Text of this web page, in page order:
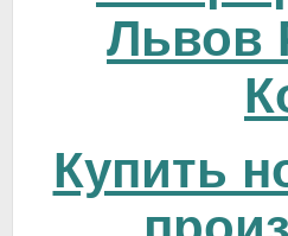
Львов
Купить